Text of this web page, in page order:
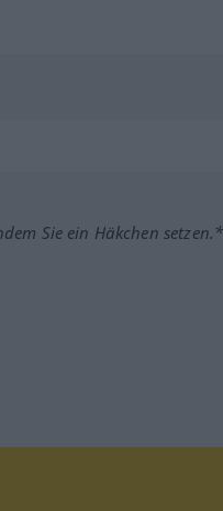
Sie ein Häkchen setzen.*